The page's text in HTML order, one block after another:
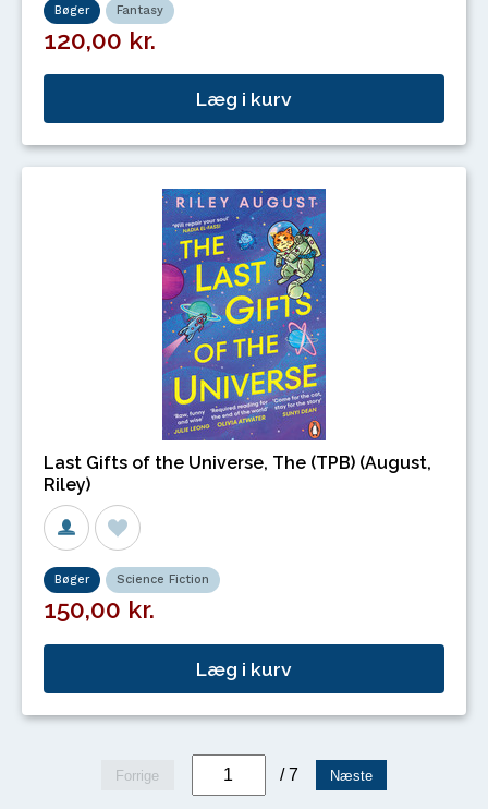
Bøger Fantasy
120,00 kr.
Læg i kurv
Last Gifts of the Universe, The (TPB) (August,
Riley)
Bøger Science Fiction
150,00 kr.
Læg i kurv
Forrige / 7 Næste